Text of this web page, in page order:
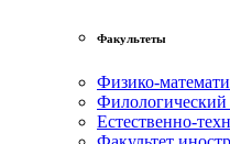
Факультеты
Физико-
Филологический
Естественно-